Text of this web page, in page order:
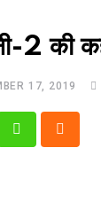
2 की
17, 2019
WhatsappCloud